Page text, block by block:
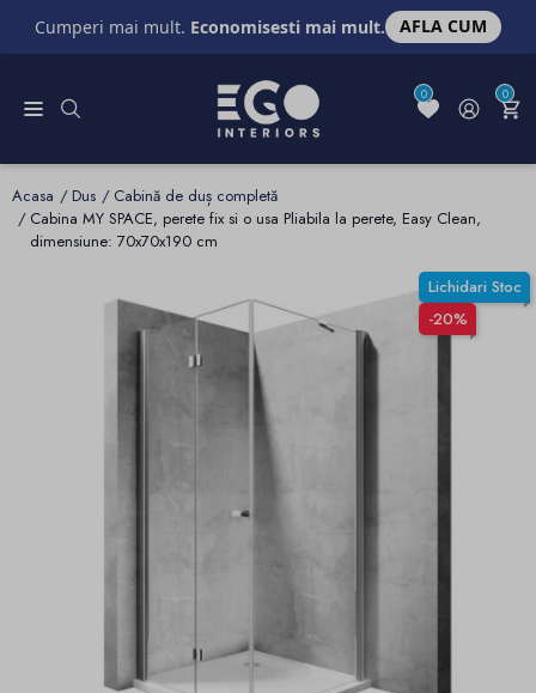
Cumperi mai mult. Economisesti mai mult. AFLA CUM
0 0
Acasa Dus
Cabină de duș completă
Cabina MY SPACE, perete fix si o usa Pliabila la perete, Easy Clean,
dimensiune: 70x70x190 cm
Lichidari Stoc
-20%